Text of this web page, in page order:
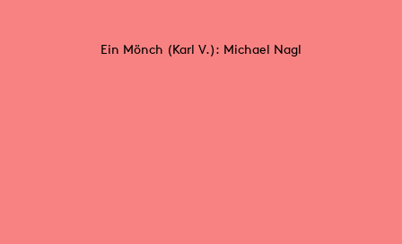
Ein Mönch (Karl V.): Michael Nagl